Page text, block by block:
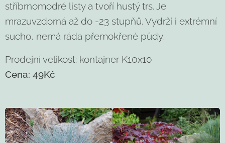
stříbrnomodré listy a tvoří hustý trs. Je
mrazuvzdorná až do -23 stupňů. Vydrží i extrémní
sucho, nemá ráda přemokřené půdy.
Prodejní velikost: kontajner K10x10
Cena: 49Kč